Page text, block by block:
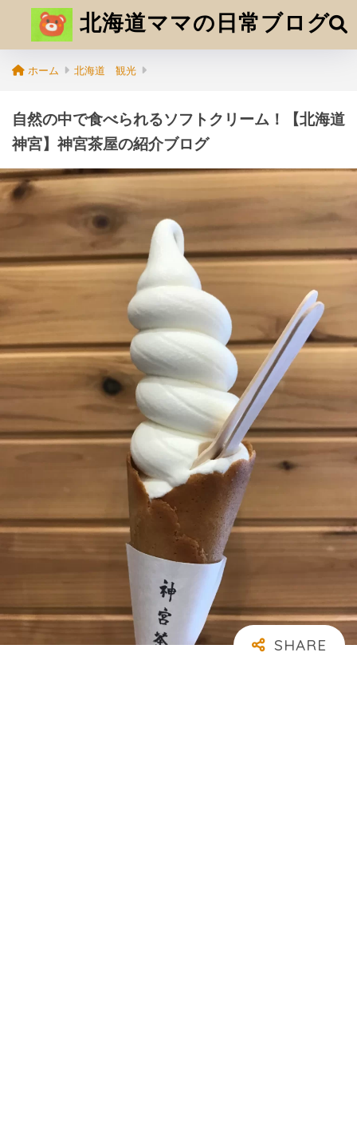
北海道ママの日常ブログ
ホーム 北海道 観光
自然の中で食べられるソフトクリーム！【北海道
神宮】神宮茶屋の紹介ブログ